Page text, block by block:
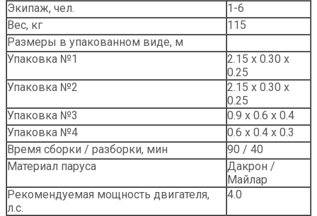
Экипаж, чел.
1-6
Вес, кг
115
Размеры в упакованном виде, м
Упаковка №1
2.15 х 0.30 х
0.25
Упаковка №2
2.15 х 0.30 х
0.25
Упаковка №3
0.9 х 0.6 х 0.4
Упаковка №4
0.6 х 0.4 х 0.3
Время сборки / разборки, мин
90 / 40
Материал паруса
Дакрон /
Майлар
Рекомендуемая мощность двигателя,
л.с.
4.0